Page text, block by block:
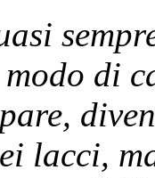
di
lacci,